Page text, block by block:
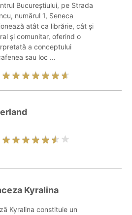
Bucureștiului, pe Strada
numărul 1, Seneca
atât ca librărie, cât și
și comunitar, oferind o
a conceptului
sau loc ...
Kyralina
Kyralina constituie un